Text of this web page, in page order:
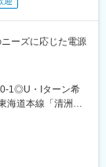
ニーズに応じた電源
1◎U・Iターン希
海道本線「清洲
西へ2km（約5